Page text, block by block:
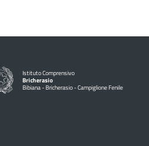
Istituto Comprensivo
Bricherasio
Bibiana - Bricherasio - Campiglione Fenile